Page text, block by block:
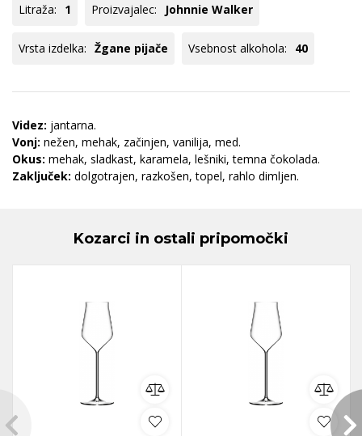
Litraža: 1 Proizvajalec: Johnnie Walker
Vrsta izdelka: Žgane pijače Vsebnost alkohola: 40
Videz: jantarna.
Vonj: nežen, mehak, začinjen, vanilija, med.
Okus: mehak, sladkast, karamela, lešniki, temna čokolada.
Zaključek: dolgotrajen, razkošen, topel, rahlo dimljen.
Kozarci in ostali pripomočki